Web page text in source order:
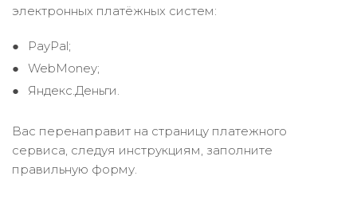
электронных платёжных систем:
PayPal;
WebMoney;
Яндекс.Деньги.
Вас перенаправит на страницу платежного
сервиса, следуя инструкциям, заполните
правильную форму.